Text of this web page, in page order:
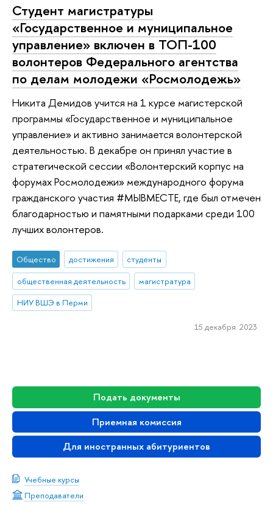
Подать документы
Приемная комиссия
Для иностранных абитуриентов
Учебные курсы
Преподаватели
Студент магистратуры
«Государственное и муниципальное
управление» включен в ТОП-100
волонтеров Федерального агентства
по делам молодежи «Росмолодежь»
Никита Демидов учится на 1 курсе магистерской
программы «Государственное и муниципальное
управление» и активно занимается волонтерской
деятельностью. В декабре он принял участие в
стратегической сессии «Волонтерский корпус на
форумах Росмолодежи» международного форума
гражданского участия #МЫВМЕСТЕ, где был отмечен
благодарностью и памятными подарками среди 100
лучших волонтеров.
Общество достижения
студенты
общественная деятельность
магистратура
НИУ ВШЭ в Перми
15 декабря 2023